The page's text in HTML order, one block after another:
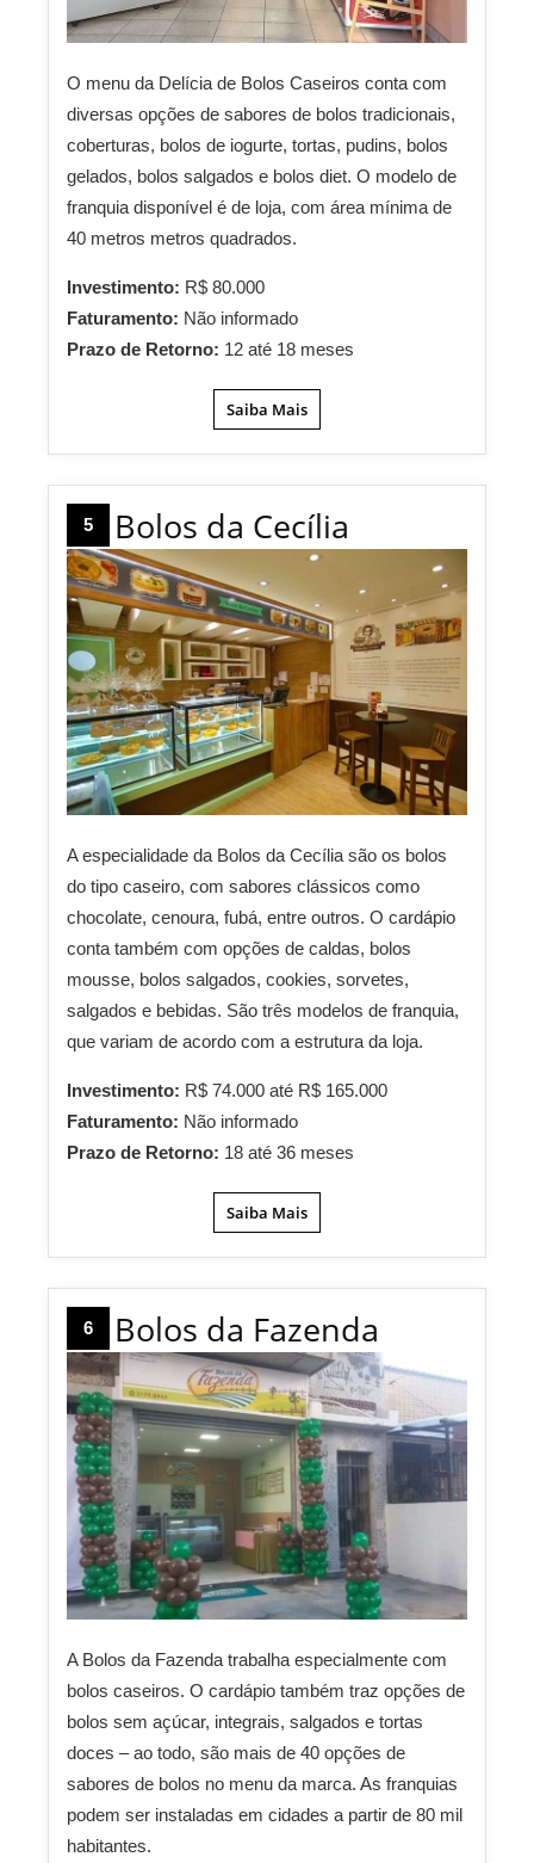
O menu da Delícia de Bolos Caseiros conta com
diversas opções de sabores de bolos tradicionais,
coberturas, bolos de iogurte, tortas, pudins, bolos
gelados, bolos salgados e bolos diet. O modelo de
franquia disponível é de loja, com área mínima de
40 metros metros quadrados.
Investimento: R$ 80.000
Faturamento: Não informado
Prazo de Retorno: 12 até 18 meses
Saiba Mais
5 Bolos da Cecília
A especialidade da Bolos da Cecília são os bolos
do tipo caseiro, com sabores clássicos como
chocolate, cenoura, fubá, entre outros. O cardápio
conta também com opções de caldas, bolos
mousse, bolos salgados, cookies, sorvetes,
salgados e bebidas. São três modelos de franquia,
que variam de acordo com a estrutura da loja.
Investimento: R$ 74.000 até R$ 165.000
Faturamento: Não informado
Prazo de Retorno: 18 até 36 meses
Saiba Mais
6 Bolos da Fazenda
A Bolos da Fazenda trabalha especialmente com
bolos caseiros. O cardápio também traz opções de
bolos sem açúcar, integrais, salgados e tortas
doces – ao todo, são mais de 40 opções de
sabores de bolos no menu da marca. As franquias
podem ser instaladas em cidades a partir de 80 mil
habitantes.